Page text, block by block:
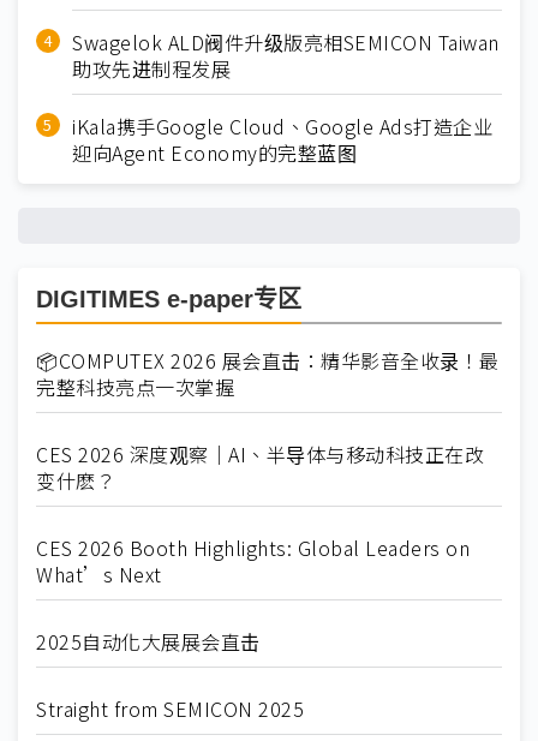
Swagelok ALD阀件升级版亮相SEMICON Taiwan
助攻先进制程发展
iKala携手Google Cloud、Google Ads打造企业
迎向Agent Economy的完整蓝图
DIGITIMES e-paper专区
📦COMPUTEX 2026 展会直击：精华影音全收录！最
完整科技亮点一次掌握
CES 2026 深度观察｜AI、半导体与移动科技正在改
变什麽？
CES 2026 Booth Highlights: Global Leaders on
What’s Next
2025自动化大展展会直击
Straight from SEMICON 2025